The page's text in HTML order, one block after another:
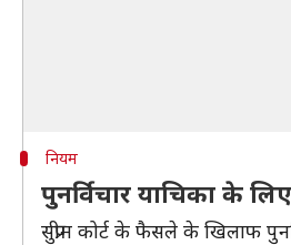
नियम
पुनर्विचार याचिका के
सुप्रीम कोर्ट के फैसले के खिलाफ